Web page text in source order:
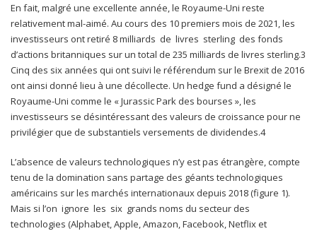
En fait, malgré une excellente année, le Royaume-Uni reste
relativement mal-aimé. Au cours des 10 premiers mois de 2021, les
investisseurs ont retiré 8 milliards de livres sterling des fonds
d’actions britanniques sur un total de 235 milliards de livres sterling.3
Cinq des six années qui ont suivi le référendum sur le Brexit de 2016
ont ainsi donné lieu à une décollecte. Un hedge fund a désigné le
Royaume-Uni comme le « Jurassic Park des bourses », les
investisseurs se désintéressant des valeurs de croissance pour ne
privilégier que de substantiels versements de dividendes.4
L’absence de valeurs technologiques n’y est pas étrangère, compte
tenu de la domination sans partage des géants technologiques
américains sur les marchés internationaux depuis 2018 (figure 1).
Mais si l’on ignore les six grands noms du secteur des
technologies (Alphabet, Apple, Amazon, Facebook, Netflix et